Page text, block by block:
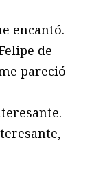
encantó.
de
pareció